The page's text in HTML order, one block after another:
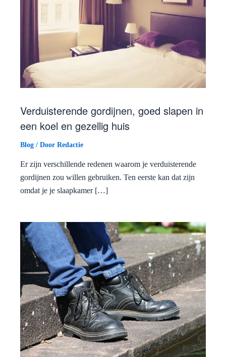
Verduisterende gordijnen, goed slapen in
een koel en gezellig huis
Blog / Door Redactie
Er zijn verschillende redenen waarom je verduisterende
gordijnen zou willen gebruiken. Ten eerste kan dat zijn
omdat je je slaapkamer […]